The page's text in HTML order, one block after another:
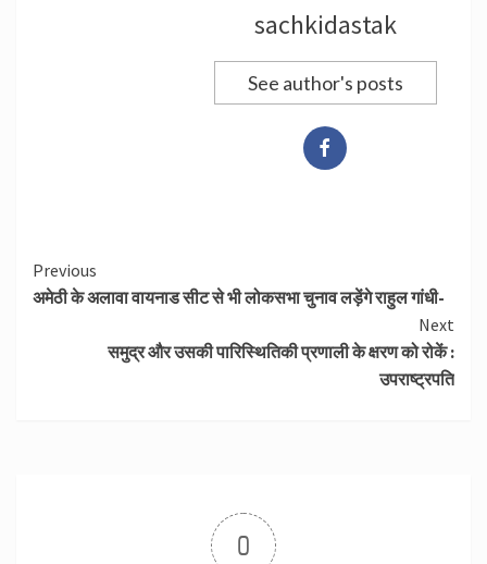
sachkidastak
See author's posts
Continue
Reading
Previous
अमेठी के अलावा वायनाड सीट से भी लोकसभा चुनाव लड़ेंगे राहुल गांधी-
Next
समुद्र और उसकी पारिस्थितिकी प्रणाली के क्षरण को रोकें :
उपराष्ट्रपति
0